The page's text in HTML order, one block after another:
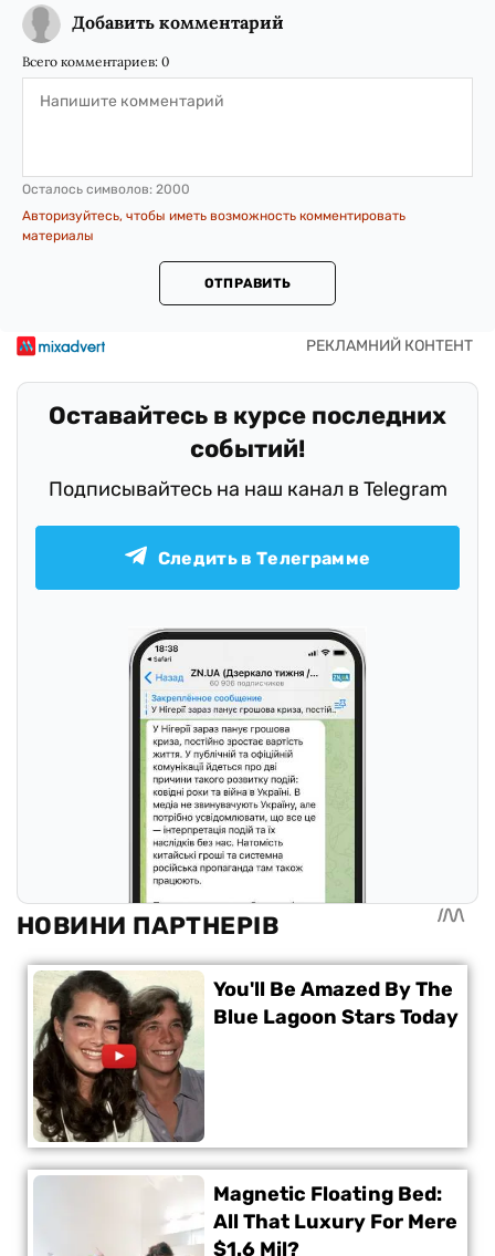
Добавить комментарий
Всего комментариев: 0
Осталось символов: 2000
Авторизуйтесь, чтобы иметь возможность комментировать
материалы
ОТПРАВИТЬ
Оставайтесь в курсе последних
событий!
Подписывайтесь на наш канал в Telegram
Следить в Телеграмме